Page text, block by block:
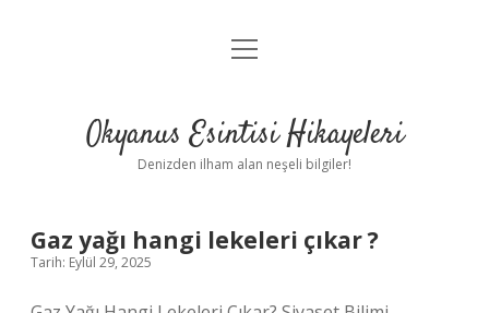
Anasayfa
Yasal Uyarı
menüyü
Okyanus Esintisi Hikayeleri
Denizden ilham alan neşeli bilgiler!
Gaz yağı hangi lekeleri çıkar ?
Tarih: Eylül 29, 2025